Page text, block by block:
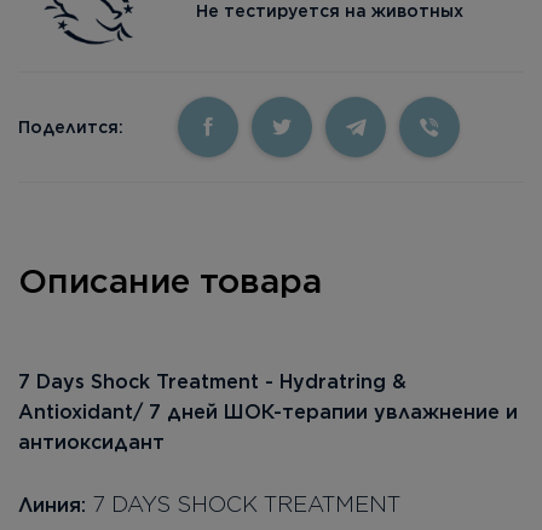
Не тестируется на животных
Поделится:
Описание товара
7 Days Shock Treatment - Hydratring &
Antioxidant/ 7 дней ШОК-терапии увлажнение и
антиоксидант
Линия: 7 DAYS SHOCK TREATMENT